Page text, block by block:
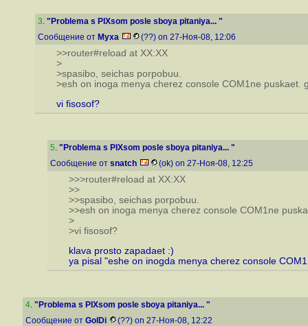
3. "Problema s PIXsom posle sboya pitaniya... "
Сообщение от Myxa (??) on 27-Ноя-08, 12:06
>>router#reload at XX:XX
>
>spasibo, seichas porpobuu.
>esh on inoga menya cherez console COM1ne puskaet.
vi fisosof?
5. "Problema s PIXsom posle sboya pitaniya... "
Сообщение от snatch (ok) on 27-Ноя-08, 12:25
>>>router#reload at XX:XX
>>
>>spasibo, seichas porpobuu.
>>esh on inoga menya cherez console COM1ne
>
>vi fisosof?
klava prosto zapadaet :)
ya pisal "eshe on inogda menya cherez console
4. "Problema s PIXsom posle sboya pitaniya... "
Сообщение от GolDi (??) on 27-Ноя-08, 12:22